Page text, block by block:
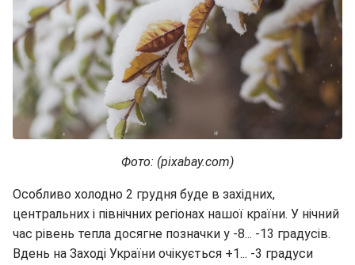
Фото: (pixabay.com)
Особливо холодно 2 грудня буде в західних,
центральних і північних регіонах нашої країни. У нічний
час рівень тепла досягне позначки у -8... -13 градусів.
Вдень на Заході України очікується +1... -3 градуси